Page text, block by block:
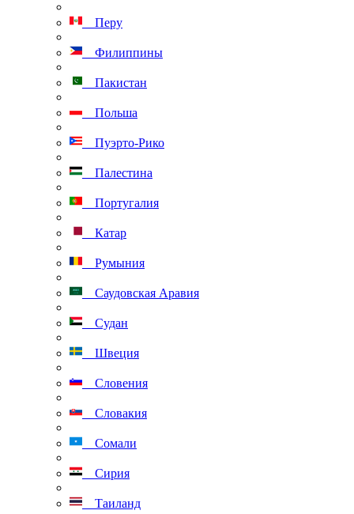
Перу
Филиппины
Пакистан
Польша
Пуэрто-Рико
Палестина
Португалия
Катар
Румыния
Саудовская Аравия
Судан
Швеция
Словения
Словакия
Сомали
Сирия
Таиланд